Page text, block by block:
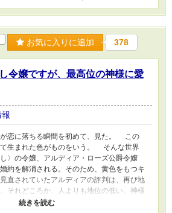
お気に入りに追加 378
令嬢ですが、最高位の神様に愛
恋に落ちる瞬間を初めて、見た。 この
生まれた色がものをいう。 そんな世界
〉の令嬢、アルディア・ローズ公爵令嬢
約を解消される。そのため、黄色をもつキ
直されていたアルディアの評判は、再び地
それどころか、人よりも地位の低い、神様
されることとなり……。けれど、この黒色神